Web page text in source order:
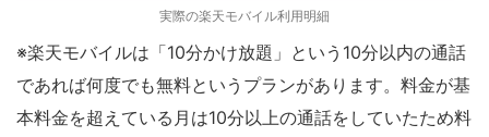
実際の楽天モバイル利用明細
※楽天モバイルは「10分かけ放題」という10分以内の通話
であれば何度でも無料というプランがあります。料金が基
本料金を超えている月は10分以上の通話をしていたため料